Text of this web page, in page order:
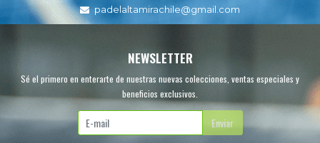
padelaltamirachile@gmail.com
NEWSLETTER
Sé el primero en enterarte de nuestras nuevas colecciones, ventas especiales y
beneficios exclusivos.
Enviar